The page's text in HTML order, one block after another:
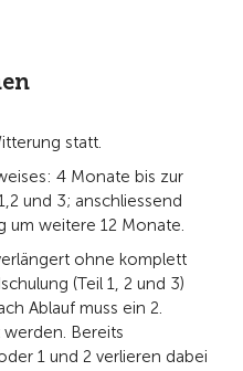
statt.
4 Monate bis zur
und 3; anschliessend
um weitere 12 Monate.
ohne komplett
(Teil 1, 2 und 3)
Ablauf muss ein 2.
Bereits
1 und 2 verlieren dabei